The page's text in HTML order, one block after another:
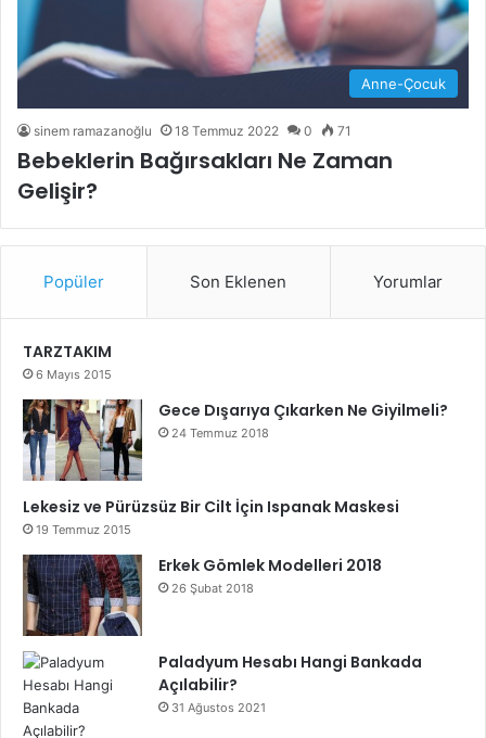
Anne-Çocuk
sinem ramazanoğlu 18 Temmuz 2022 0 71
Bebeklerin Bağırsakları Ne Zaman
Gelişir?
Popüler Son Eklenen Yorumlar
TARZTAKIM
6 Mayıs 2015
Gece Dışarıya Çıkarken Ne Giyilmeli?
24 Temmuz 2018
Lekesiz ve Pürüzsüz Bir Cilt İçin Ispanak Maskesi
19 Temmuz 2015
Erkek Gömlek Modelleri 2018
26 Şubat 2018
Paladyum Hesabı Hangi Bankada
Açılabilir?
31 Ağustos 2021